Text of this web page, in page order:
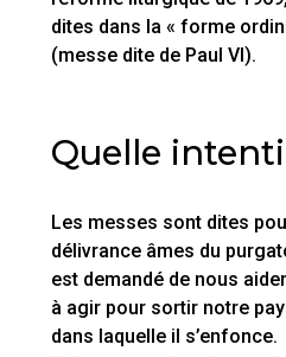
dites dans la « forme
(messe dite de Paul VI).
Quelle
Les messes sont dites
délivrance âmes du
est demandé de nous
à agir pour sortir notre
dans laquelle il s’enfonce.